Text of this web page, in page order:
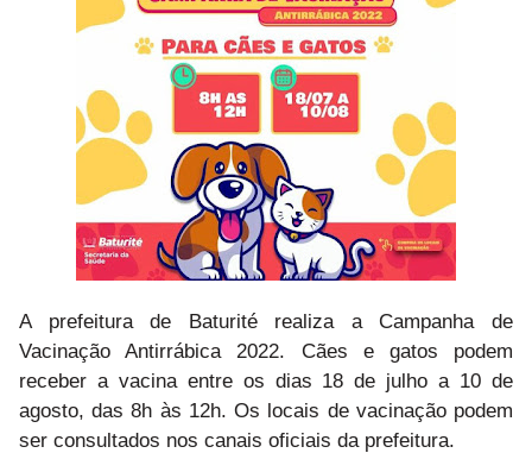
A prefeitura de Baturité realiza a Campanha de
Vacinação Antirrábica 2022. Cães e gatos podem
receber a vacina entre os dias 18 de julho a 10 de
agosto, das 8h às 12h. Os locais de vacinação podem
ser consultados nos canais oficiais da prefeitura.